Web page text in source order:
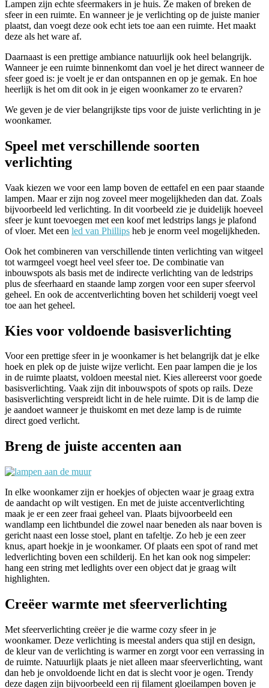
Lampen zijn echte sfeermakers in je huis. Ze maken of breken de
sfeer in een ruimte. En wanneer je je verlichting op de juiste manier
plaatst, dan voegt deze ook echt iets toe aan een ruimte. Het maakt
deze als het ware af.
Daarnaast is een prettige ambiance natuurlijk ook heel belangrijk.
Wanneer je een ruimte binnenkomt dan voel je het direct wanneer de
sfeer goed is: je voelt je er dan ontspannen en op je gemak. En hoe
heerlijk is het om dit ook in je eigen woonkamer zo te ervaren?
We geven je de vier belangrijkste tips voor de juiste verlichting in je
woonkamer.
Speel met verschillende soorten
verlichting
Vaak kiezen we voor een lamp boven de eettafel en een paar staande
lampen. Maar er zijn nog zoveel meer mogelijkheden dan dat. Zoals
bijvoorbeeld led verlichting. In dit voorbeeld zie je duidelijk hoeveel
sfeer je kunt toevoegen met een koof met ledstrips langs je plafond
of vloer. Met een led van Phillips heb je enorm veel mogelijkheden.
Ook het combineren van verschillende tinten verlichting van witgeel
tot warmgeel voegt heel veel sfeer toe. De combinatie van
inbouwspots als basis met de indirecte verlichting van de ledstrips
plus de sfeerhaard en staande lamp zorgen voor een super sfeervol
geheel. En ook de accentverlichting boven het schilderij voegt veel
toe aan het geheel.
Kies voor voldoende basisverlichting
Voor een prettige sfeer in je woonkamer is het belangrijk dat je elke
hoek en plek op de juiste wijze verlicht. Een paar lampen die je los
in de ruimte plaatst, voldoen meestal niet. Kies allereerst voor goede
basisverlichting. Vaak zijn dit inbouwspots of spots op rails. Deze
basisverlichting verspreidt licht in de hele ruimte. Dit is de lamp die
je aandoet wanneer je thuiskomt en met deze lamp is de ruimte
direct goed verlicht.
Breng de juiste accenten aan
In elke woonkamer zijn er hoekjes of objecten waar je graag extra
de aandacht op wilt vestigen. En met de juiste accentverlichting
maak je er een zeer fraai geheel van. Plaats bijvoorbeeld een
wandlamp een lichtbundel die zowel naar beneden als naar boven is
gericht naast een losse stoel, plant en tafeltje. Zo heb je een zeer
knus, apart hoekje in je woonkamer. Of plaats een spot of rand met
ledverlichting boven een schilderij. En het kan ook nog simpeler:
hang een string met ledlights over een object dat je graag wilt
highlighten.
Creëer warmte met sfeerverlichting
Met sfeerverlichting creëer je die warme cozy sfeer in je
woonkamer. Deze verlichting is meestal anders qua stijl en design,
de kleur van de verlichting is warmer en zorgt voor een verrassing in
de ruimte. Natuurlijk plaats je niet alleen maar sfeerverlichting, want
dan heb je onvoldoende licht en dat is slecht voor je ogen. Trendy
deze dagen zijn bijvoorbeeld een rij filament gloeilampen boven je